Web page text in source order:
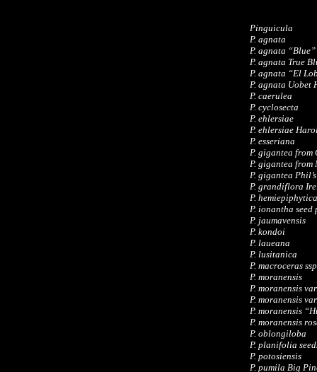
Pinguicula
P. agnata
P. agnata “Blue”
P. agnata True
P. agnata “El
P. agnata Uobet
P. caerulea
P. cyclosecta
P. ehlersiae
P. ehlersiae
P. esseriana
P. gigantea from
P. gigantea from
P. gigantea
P. grandiflora
P.
P. ionantha
P. jaumavensis
P. kondoi
P. laueana
P. lusitanica
P. macroceras
P. moranensis
P. moranensis
P. moranensis
P. moranensis
P. moranensis
P. oblongiloba
P. planifolia
P. potosiensis
P. pumila Big